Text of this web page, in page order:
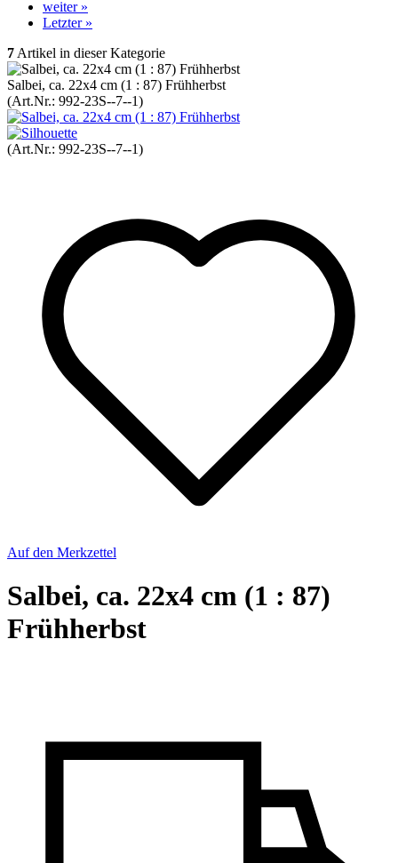
weiter »
Letzter »
7 Artikel in dieser Kategorie
Salbei, ca. 22x4 cm (1 : 87) Frühherbst
(Art.Nr.: 992-23S--7--1)
(Art.Nr.: 992-23S--7--1)
Auf den Merkzettel
Salbei, ca. 22x4 cm (1 : 87)
Frühherbst